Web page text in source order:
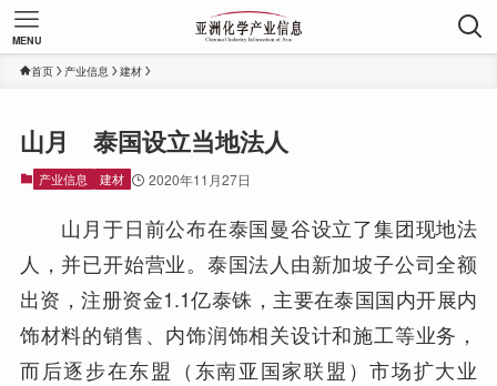
MENU
首页 产业信息 建材
山月 泰国设立当地法人
产业信息 建材 2020年11月27日
山月于日前公布在泰国曼谷设立了集团现地法
人，并已开始营业。泰国法人由新加坡子公司全额
出资，注册资金1.1亿泰铢，主要在泰国国内开展内
饰材料的销售、内饰润饰相关设计和施工等业务，
而后逐步在东盟（东南亚国家联盟）市场扩大业